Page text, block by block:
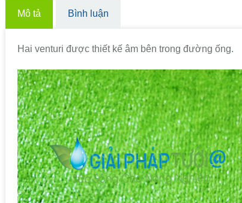
Mô tả Bình luận
Hai venturi được thiết kế âm bên trong đường ống.